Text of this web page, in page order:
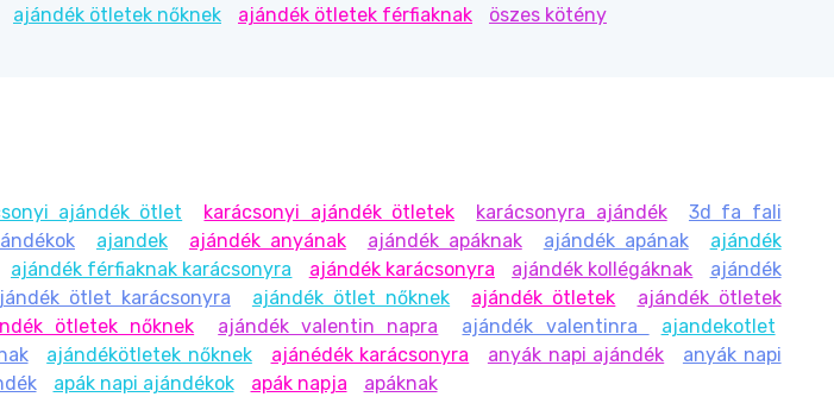
ajándék ötletek nőknek ajándék ötletek férfiaknak öszes kötény
ajándék ötlet karácsonyi ajándék ötletek karácsonyra ajándék
3d fa fali
ajandek ajándék anyának ajándék apáknak ajándék apának
ajándék
ajándék férfiaknak karácsonyra ajándék karácsonyra ajándék kollégáknak
ajándék
ötlet karácsonyra ajándék ötlet nőknek ajándék ötletek
ajándék ötletek
ötletek nőknek ajándék valentin napra ajándék valentinra
ajandekotlet
ajándékötletek nőknek ajánédék karácsonyra anyák napi ajándék
anyák napi
apák napi ajándékok apák napja apáknak